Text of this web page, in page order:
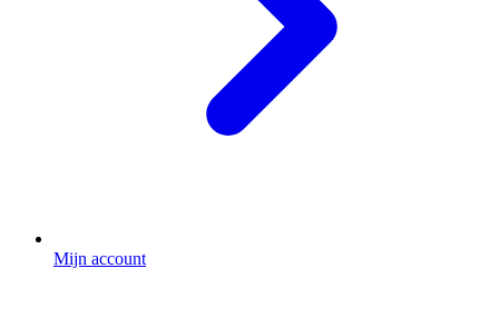
Mijn account